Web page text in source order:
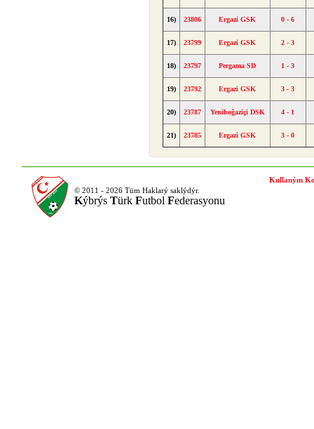
16) 23806 Ergazi GSK 0 - 6
17) 23799 Ergazi GSK 2 - 3
18) 23797 Pergama SD 1 - 3
19) 23792 Ergazi GSK 3 - 3
20) 23787 Yeniboğaziçi DSK 4 - 1
21) 23785 Ergazi GSK 3 - 0
© 2011 - 2026 Tüm Haklarý saklýdýr.
Kýbrýs Türk Futbol Federasyonu
Kullaným